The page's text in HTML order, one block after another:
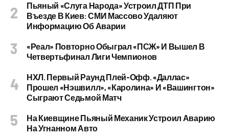
Пьяный «слуга Народа» Устроил ДТП При
Въезде В Киев: СМИ Массово Удаляют
Информацию Об Аварии
«Реал» Повторно Обыграл «ПСЖ» И Вышел В
Четвертьфинал Лиги Чемпионов
НХЛ. Первый Раунд Плей-Офф. «Даллас»
Прошел «Нэшвилл», «Каролина» И «Вашингтон»
Сыграют Седьмой Матч
На Киевщине Пьяный Механик Устроил Аварию
На Угнанном Авто